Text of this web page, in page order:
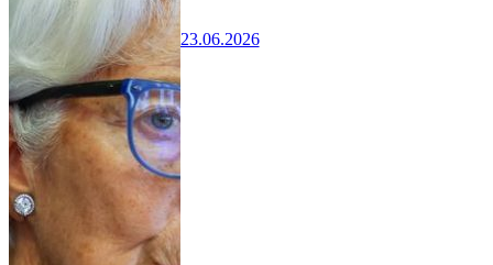
23.06.2026